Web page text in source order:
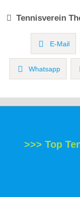
Tennisverein
E-Mail
Whatsapp
>>> Top